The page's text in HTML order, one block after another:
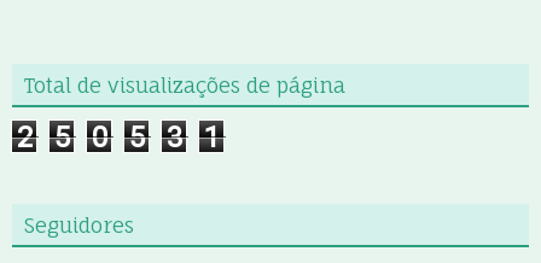
Total de visualizações de página
2 5 0 5 3 1
Seguidores